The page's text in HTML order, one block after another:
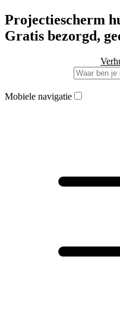
Projectiescherm
Gratis bezorgd,
Mobiele navigatie